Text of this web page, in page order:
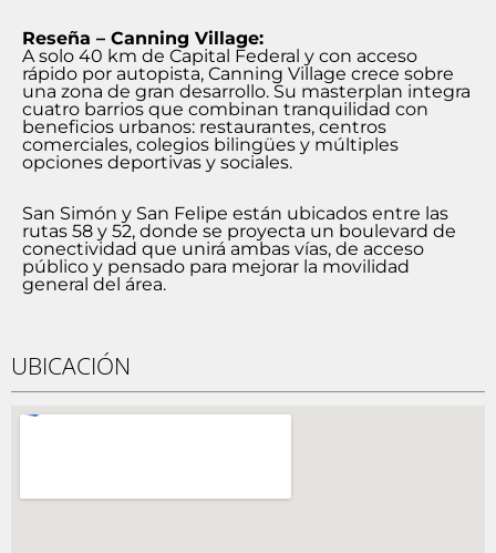
Reseña – Canning Village:
A solo 40 km de Capital Federal y con acceso
rápido por autopista, Canning Village crece sobre
una zona de gran desarrollo. Su masterplan integra
cuatro barrios que combinan tranquilidad con
beneficios urbanos: restaurantes, centros
comerciales, colegios bilingües y múltiples
opciones deportivas y sociales.
San Simón y San Felipe están ubicados entre las
rutas 58 y 52, donde se proyecta un boulevard de
conectividad que unirá ambas vías, de acceso
público y pensado para mejorar la movilidad
general del área.
UBICACIÓN